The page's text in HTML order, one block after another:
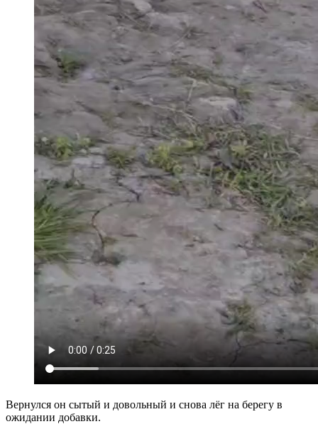
Вернулся он сытый и довольный и снова лёг на берегу в
ожидании добавки.